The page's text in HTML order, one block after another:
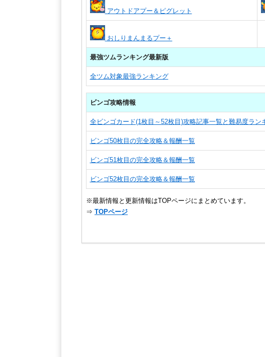
アウトドアプー＆ピグレット
おしりまんまるプー＋
最強ツムランキング最新版
全ツム対象最強ランキング
ビンゴ攻略情報
全ビンゴカード(1枚目～52枚目)攻略記事一覧と難易度ラン
ビンゴ50枚目の完全攻略＆報酬一覧
ビンゴ51枚目の完全攻略＆報酬一覧
ビンゴ52枚目の完全攻略＆報酬一覧
※最新情報と更新情報はTOPページにまとめています。
⇒ TOPページ